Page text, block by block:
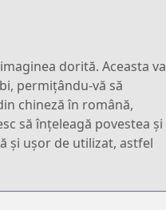
dorită. Aceasta va
permițându-vă să
chineză în română,
să înțeleagă povestea și
și ușor de utilizat, astfel